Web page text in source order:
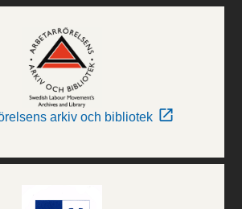
arkiv och bibliotek